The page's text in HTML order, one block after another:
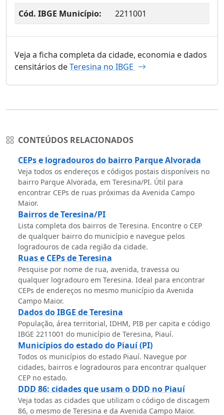
Cód. IBGE Município: 2211001
Veja a ficha completa da cidade, economia e dados
censitários deTeresina no IBGE
CONTEÚDOS RELACIONADOS
CEPs e logradouros do bairro Parque Alvorada
Veja todos os endereços e códigos postais disponíveis no
bairro Parque Alvorada, em Teresina/PI. Útil para
encontrar CEPs de ruas próximas da Avenida Campo
Maior.
Bairros de Teresina/PI
Lista completa dos bairros de Teresina. Encontre o CEP
de qualquer bairro do município e navegue pelos
logradouros de cada região da cidade.
Ruas e CEPs de Teresina
Pesquise por nome de rua, avenida, travessa ou
qualquer logradouro em Teresina. Ideal para encontrar
CEPs de endereços no mesmo município da Avenida
Campo Maior.
Dados do IBGE de Teresina
População, área territorial, IDHM, PIB per capita e código
IBGE 2211001 do município de Teresina, Piauí.
Municípios do estado do Piauí (PI)
Todos os municípios do estado Piauí. Navegue por
cidades, bairros e logradouros para encontrar qualquer
CEP no estado.
DDD 86: cidades que usam o DDD no Piauí
Veja todas as cidades que utilizam o código de discagem
86, o mesmo de Teresina e da Avenida Campo Maior.